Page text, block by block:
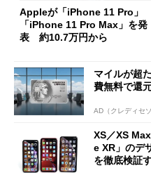
Appleが「iPhone 11 Pro」
「iPhone 11 Pro Max」を発
表 約10.7万円から
マイルが超
費無料で還
AD（クレディセゾ
XS／XS
e XR」のデ
を徹底検証